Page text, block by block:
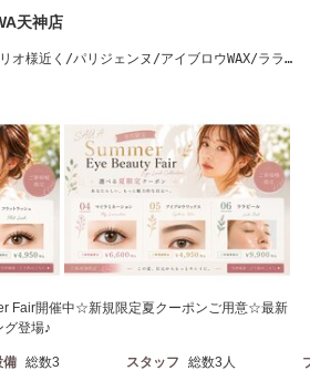
天神店
オ様近く/パリジェンヌ/アイブロウWAX/ララ
Fair開催中☆新規限定夏クーポンご用意☆最新
グ登場♪
備 総数3 スタッフ 総数3人